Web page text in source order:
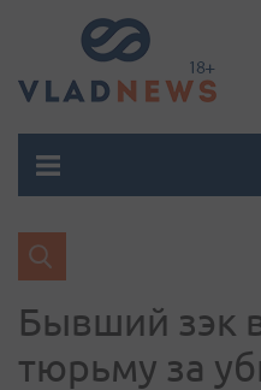
Бывший зэк
тюрьму за